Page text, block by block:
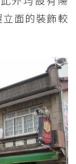
面的裝飾較